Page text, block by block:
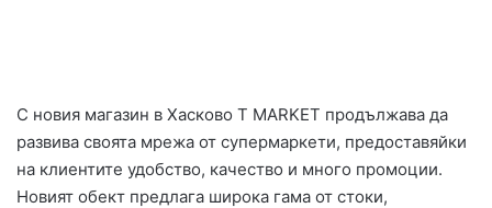
С новия магазин в Хасково T MARKET продължава да
развива своята мрежа от супермаркети, предоставяйки
на клиентите удобство, качество и много промоции.
Новият обект предлага широка гама от стоки,